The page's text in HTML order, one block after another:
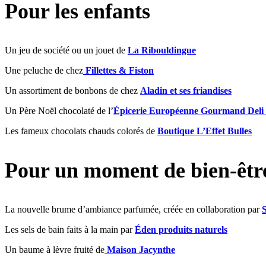
Pour les enfants
Un jeu de société ou un jouet de La Ribouldingue
Une peluche de chez Fillettes & Fiston
Un assortiment de bonbons de chez Aladin et ses friandises
Un Père Noël chocolaté de l’Épicerie Européenne Gourmand Deli
Les fameux chocolats chauds colorés de Boutique L’Effet Bulles
Pour un moment de bien-
La nouvelle brume d’ambiance parfumée, créée en collaboration par
Les sels de bain faits à la main parÉden produits naturels
Un baume à lèvre fruité de Maison Jacynthe